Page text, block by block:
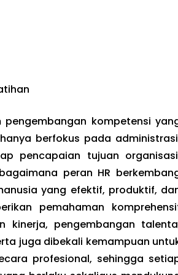
pengembangan kompetensi
berfokus pada
pencapaian tujuan
peran HR
yang efektif, produktif,
pemahaman
kinerja, pengembangan
juga dibekali kemampuan
profesional, sehingga